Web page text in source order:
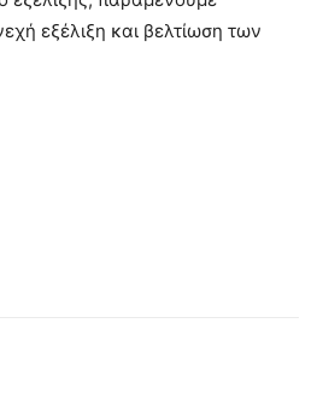
εξέλιξη και βελτίωση των